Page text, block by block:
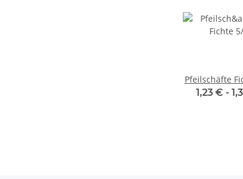
Pfeilschäfte
1,23 € -